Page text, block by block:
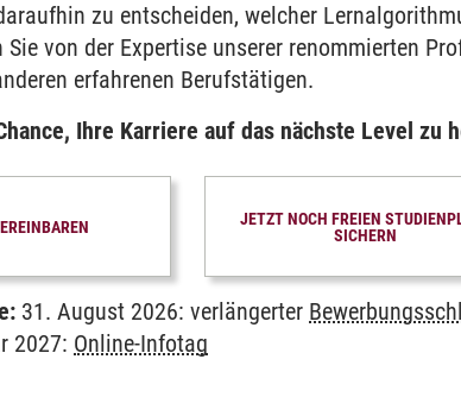
& Bildung
zu entscheiden, welcher
Sie von der Expertise unserer renommierten
erfahrenen Berufstätigen.
Ihre Karriere auf das nächste Level
JETZT NOCH FREIEN
SICHERN
31. August 2026: verlängerter
2027: Online-Infotag